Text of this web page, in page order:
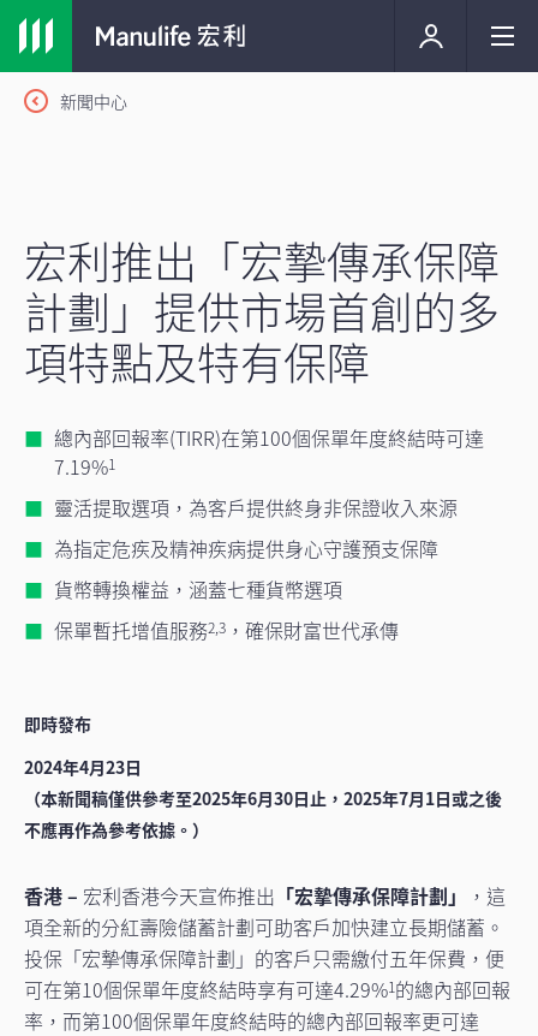
新聞中心
宏利推出「宏摯傳承保障
計劃」提供市場首創的多
項特點及特有保障
總內部回報率(TIRR)在第100個保單年度終結時可達
7.19%1
靈活提取選項，為客戶提供終身非保證收入來源
為指定危疾及精神疾病提供身心守護預支保障
貨幣轉換權益，涵蓋七種貨幣選項
保單暫托增值服務2,3 ，確保財富世代承傳
即時發布
2024年4月23日
（本新聞稿僅供參考至2025年6月30日止，2025年7月1日或之後
不應再作為參考依據。）
香港 – 宏利香港今天宣佈推出 「宏摯傳承保障計劃」
，這
項全新的分紅壽險儲蓄計劃可助客戶加快建立長期儲蓄。
投保「宏摯傳承保障計劃」的客戶只需繳付五年保費，便
可在第10個保單年度終結時享有可達4.29%1的總內部回報
率，而第100個保單年度終結時的總內部回報率更可達